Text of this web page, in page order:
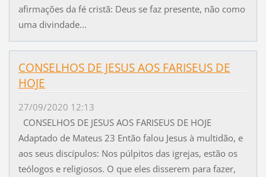
afirmações da fé cristã: Deus se faz presente, não como
uma divindade...
CONSELHOS DE JESUS AOS FARISEUS DE
HOJE
27/09/2020 12:13
CONSELHOS DE JESUS AOS FARISEUS DE HOJE
Adaptado de Mateus 23 Então falou Jesus à multidão, e
aos seus discípulos: Nos púlpitos das igrejas, estão os
teólogos e religiosos. O que eles disserem para fazer,